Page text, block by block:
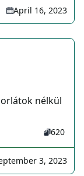
April 16, 2023
nélkül
620
3, 2023